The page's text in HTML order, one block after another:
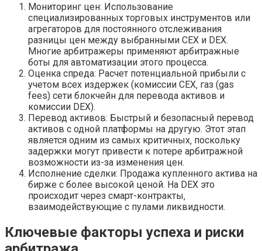
Мониторинг цен: Использование
специализированных торговых инструментов или
агрегаторов для постоянного отслеживания
разницы цен между выбранными CEX и DEX.
Многие арбитражеры применяют арбитражные
боты для автоматизации этого процесса.
Оценка спреда: Расчет потенциальной прибыли с
учетом всех издержек (комиссии CEX‚ газ (gas
fees) сети блокчейн для перевода активов и
комиссии DEX).
Перевод активов: Быстрый и безопасный перевод
активов с одной платформы на другую. Этот этап
является одним из самых критичных‚ поскольку
задержки могут привести к потере арбитражной
возможности из-за изменения цен.
Исполнение сделки: Продажа купленного актива на
бирже с более высокой ценой. На DEX это
происходит через смарт-контракты‚
взаимодействующие с пулами ликвидности.
Ключевые факторы успеха и риски